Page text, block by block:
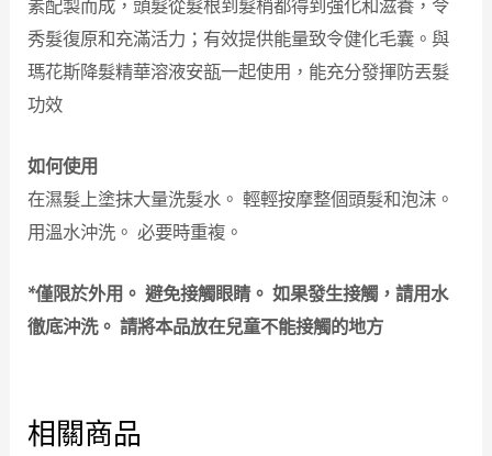
素配製而成，頭髮從髮根到髮梢都得到強化和滋養，令
秀髮復原和充滿活力；有效提供能量致令健化毛囊。與
瑪花斯降髮精華溶液安瓿一起使用，能充分發揮防丟髮
功效
如何使用
在濕髮上塗抹大量洗髮水。 輕輕按摩整個頭髮和泡沫。
用溫水沖洗。 必要時重複。
*僅限於外用。 避免接觸眼睛。 如果發生接觸，請用水
徹底沖洗。 請將本品放在兒童不能接觸的地方
相關商品